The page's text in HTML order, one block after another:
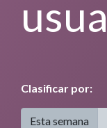
Clasificar por:
Esta semana